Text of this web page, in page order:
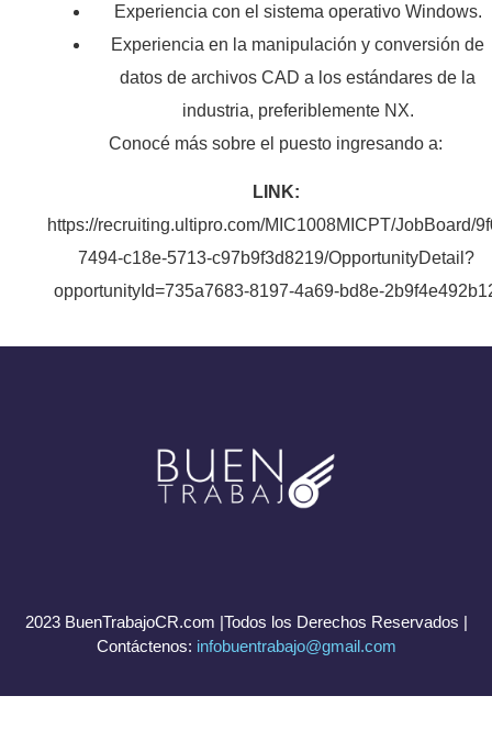
Experiencia con el sistema operativo Windows.
Experiencia en la manipulación y conversión de
datos de archivos CAD a los estándares de la
industria, preferiblemente NX.
Conocé más sobre el puesto ingresando a:
LINK:
https://recruiting.ultipro.com/MIC1008MICPT/JobBoard/
7494-c18e-5713-c97b9f3d8219/OpportunityDetail?
opportunityId=735a7683-8197-4a69-bd8e-
2023 BuenTrabajoCR.com |Todos los Derechos Reservados |
Contáctenos: infobuentrabajo@gmail.com